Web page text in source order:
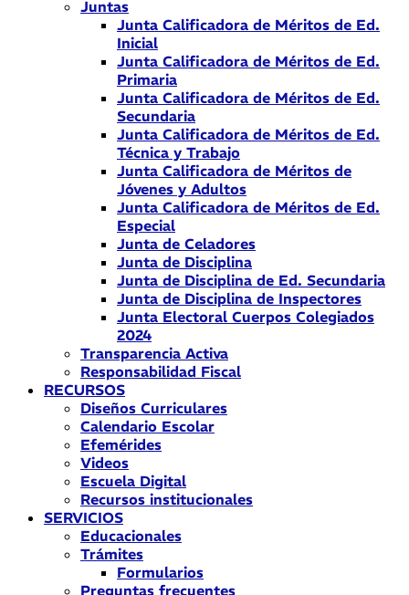
Juntas
Junta Calificadora de Méritos de Ed.
Inicial
Junta Calificadora de Méritos de Ed.
Primaria
Junta Calificadora de Méritos de Ed.
Secundaria
Junta Calificadora de Méritos de Ed.
Técnica y Trabajo
Junta Calificadora de Méritos de
Jóvenes y Adultos
Junta Calificadora de Méritos de Ed.
Especial
Junta de Celadores
Junta de Disciplina
Junta de Disciplina de Ed. Secundaria
Junta de Disciplina de Inspectores
Junta Electoral Cuerpos Colegiados
2024
Transparencia Activa
Responsabilidad Fiscal
RECURSOS
Diseños Curriculares
Calendario Escolar
Efemérides
Videos
Escuela Digital
Recursos institucionales
SERVICIOS
Educacionales
Trámites
Formularios
Preguntas frecuentes